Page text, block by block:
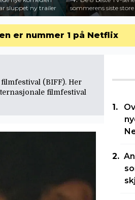
sluppet ny trailer
sommerens siste
er nummer 1 på Netflix
(BIFF). Her
filmfestival